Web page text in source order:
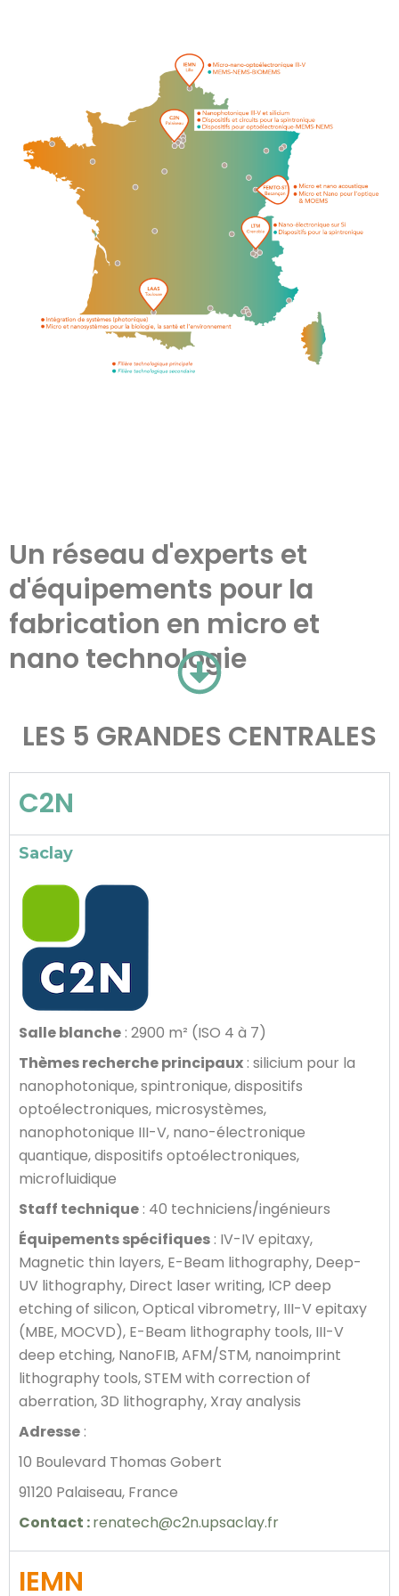
Un réseau d'experts et
d'équipements pour la
fabrication en micro et
nano technologie
LES 5 GRANDES CENTRALES
C2N
Saclay
Salle blanche : 2900 m² (ISO 4 à 7)
Thèmes recherche principaux : silicium pour la
nanophotonique, spintronique, dispositifs
optoélectroniques, microsystèmes,
nanophotonique III-V, nano-électronique
quantique, dispositifs optoélectroniques,
microfluidique
Staff technique : 40 techniciens/ingénieurs
Équipements spécifiques : IV-IV epitaxy,
Magnetic thin layers, E-Beam lithography, Deep-
UV lithography, Direct laser writing, ICP deep
etching of silicon, Optical vibrometry, III-V epitaxy
(MBE, MOCVD), E-Beam lithography tools, III-V
deep etching, NanoFIB, AFM/STM, nanoimprint
lithography tools, STEM with correction of
aberration, 3D lithography, Xray analysis
Adresse :
10 Boulevard Thomas Gobert
91120 Palaiseau, France
Contact :renatech@c2n.upsaclay.fr
IEMN